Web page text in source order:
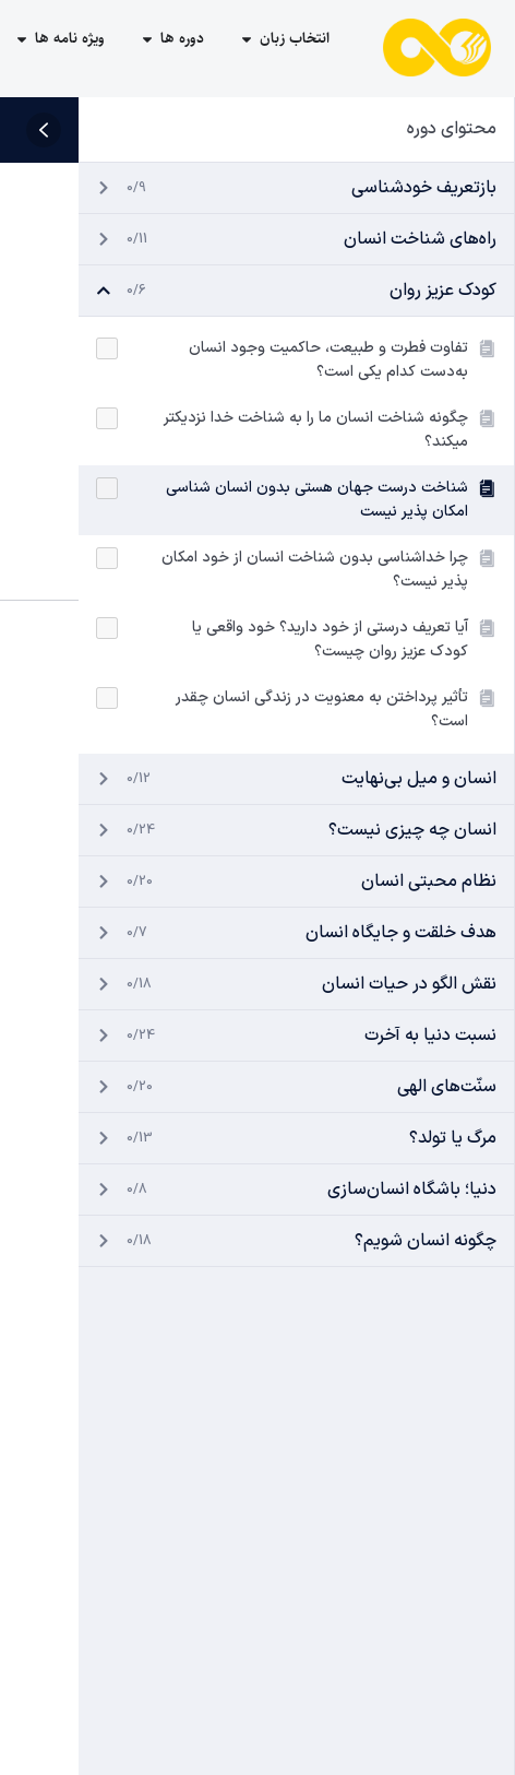
انتخاب زبان دوره ها ویژه نامه ها
محتوای دوره
بازتعریف خودشناسی 0/9
راه‌های شناخت انسان 0/11
کودک عزیز روان 0/6
تفاوت فطرت و طبیعت، حاکمیت وجود انسان
به‌دست کدام‌ یکی است؟
چگونه شناخت انسان ما را به شناخت خدا نزدیکتر
میکند؟
شناخت درست جهان هستی بدون انسان شناسی
امکان پذیر نیست
چرا خداشناسی بدون شناخت انسان از خود امکان
پذیر نیست؟
آیا تعریف درستی از خود دارید؟ خود واقعی یا
کودک عزیز روان چیست؟
تأثیر پرداختن به معنویت در زندگی انسان چقدر
است؟
انسان و میل بی‌نهایت 0/12
انسان چه چیزی نیست؟ 0/24
نظام محبتی انسان 0/20
هدف خلقت و جایگاه انسان 0/7
نقش الگو در حیات انسان 0/18
نسبت دنیا به آخرت 0/24
سنّت‌های الهی 0/20
مرگ یا تولد؟ 0/13
دنیا؛ باشگاه انسان‌سازی 0/8
چگونه انسان شویم؟ 0/18